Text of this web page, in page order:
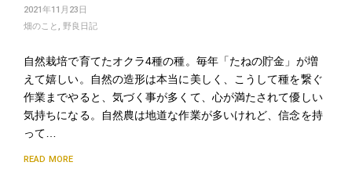
2021年11月23日
畑のこと , 野良日記
自然栽培で育てたオクラ4種の種。毎年「たねの貯金」が増
えて嬉しい。自然の造形は本当に美しく、こうして種を繋ぐ
作業までやると、気づく事が多くて、心が満たされて優しい
気持ちになる。自然農は地道な作業が多いけれど、信念を持
って…
READ MORE